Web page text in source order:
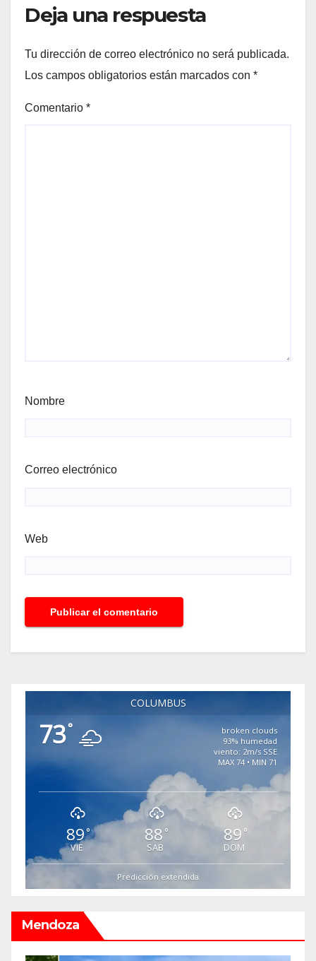
Deja una respuesta
Tu dirección de correo electrónico no será publicada.
Los campos obligatorios están marcados con *
Comentario *
Nombre
Correo electrónico
Web
COLUMBUS
73°
broken clouds
93% humedad
viento: 2m/s SSE
MAX 74 • MIN 71
89°
VIE
88 °
SAB
89 °
DOM
Predicción extendida
Mendoza